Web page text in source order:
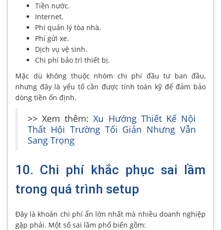
Tiền nước.
Internet.
Phí quản lý tòa nhà.
Phí gửi xe.
Dịch vụ vệ sinh.
Chi phí bảo trì thiết bị.
Mặc dù không thuộc nhóm chi phí đầu tư ban đầu,
nhưng đây là yếu tố cần được tính toán kỹ để đảm bảo
dòng tiền ổn định.
>> Xem thêm:Xu Hướng Thiết Kế Nội
Thất Hội Trường Tối Giản Nhưng Vẫn
Sang Trọng
10. Chi phí khắc phục sai lầm
trong quá trình setup
Đây là khoản chi phí ẩn lớn nhất mà nhiều doanh nghiệp
gặp phải. Một số sai lầm phổ biến gồm: